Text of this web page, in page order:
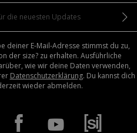
deiner E-Mail-Adresse stimmst du zu,
der size? zu erhalten. Ausführliche
wie wir deine Daten verwenden,
Datenschutzerklärung. Du kannst dich
wieder abmelden.